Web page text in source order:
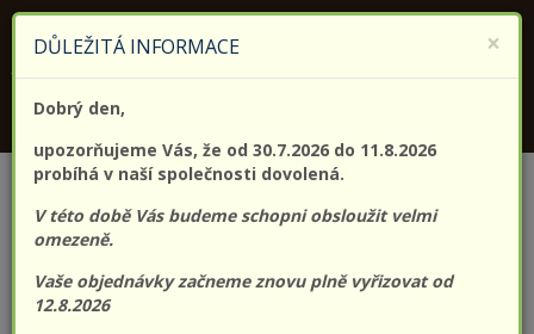
×
DŮLEŽITÁ INFORMACE
Dobrý den,
upozorňujeme Vás, že od 30.7.2026 do 11.8.2026
probíhá v naší společnosti dovolená.
V této době Vás budeme schopni obsloužit velmi
omezeně.
Vaše objednávky začneme znovu plně vyřizovat od
12.8.2026